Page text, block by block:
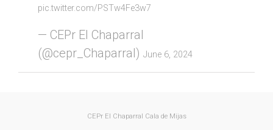
pic.twitter.com/PSTw4Fe3w7
— CEPr El Chaparral
(@cepr_Chaparral) June 6, 2024
CEPr El Chaparral Cala de Mijas